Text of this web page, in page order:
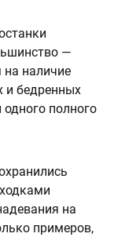
—
наличие
и бедренных
полного
на
примеров,